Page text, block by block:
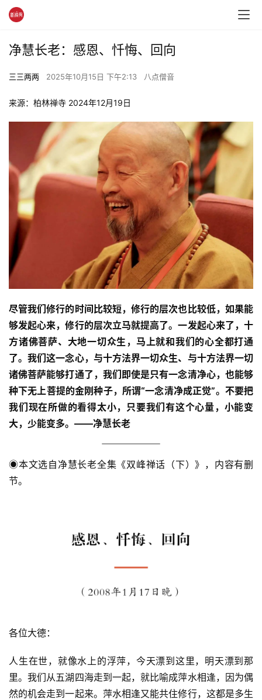
净慧长老：感恩、忏悔、回向
三三两两 2025年10月15日 下午2:13 八点僧音
来源：柏林禅寺 2024年12月19日
尽管我们修行的时间比较短，修行的层次也比较低，如果能
够发起心来，修行的层次立马就提高了。一发起心来了，十
方诸佛菩萨、大地一切众生，马上就和我们的心全都打通
了。我们这一念心，与十方法界一切众生、与十方法界一切
诸佛菩萨能够打通了，我们即使是只有一念清净心，也能够
种下无上菩提的金刚种子，所谓“一念清净成正觉”。不要把
我们现在所做的看得太小，只要我们有这个心量，小能变
大，少能变多。 ——净慧长老
◉本文选自净慧长老全集《双峰禅话（下）》，内容有删
节。
各位大德：
人生在世，就像水上的浮萍，今天漂到这里，明天漂到那
里。我们从五湖四海走到一起，就比喻成萍水相逢，因为偶
然的机会走到一起来。萍水相逢又能共住修行，这都是多生